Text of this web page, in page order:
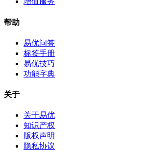
帮助
易优问答
标签手册
易优技巧
功能字典
关于
关于易优
知识产权
版权声明
隐私协议